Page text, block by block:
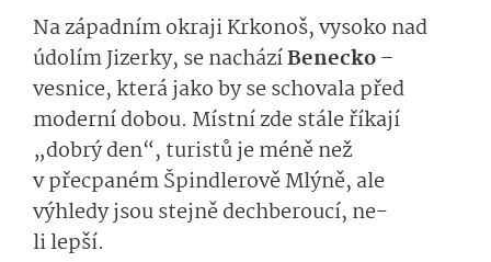
Na západním okraji Krkonoš, vysoko nad
údolím Jizerky, se nacházíBenecko–
vesnice, která jako by se schovala před
moderní dobou. Místní zde stále říkají
„dobrý den“, turistů je méně než
v přecpaném Špindlerově Mlýně, ale
výhledy jsou stejně dechberoucí, ne-
li lepší.